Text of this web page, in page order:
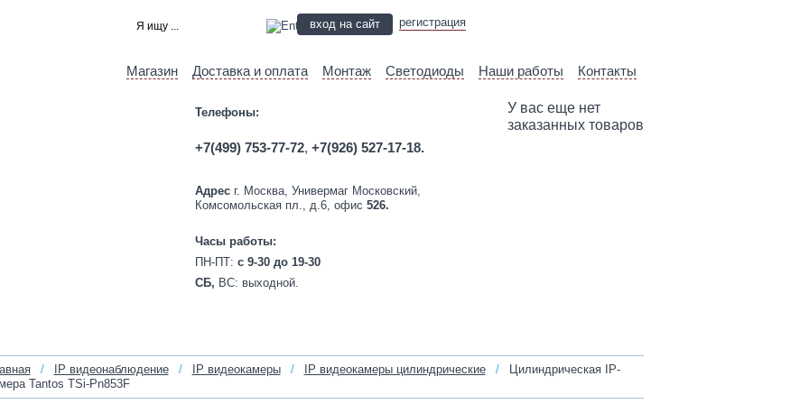
вход на сайт регистрация
Магазин Доставка и оплата Монтаж Светодиоды Наши работы Контакты
У вас еще нет
заказанных товаров
Телефоны:
+7(499) 753-77-72, +7(926) 527-17-18.
Адресг. Москва, Универмаг Московский,
Комсомольская пл., д.6, офис 526.
Часы работы:
ПН-ПТ: c 9-30 до 19-30
СБ, ВС: выходной.
/ IP видеонаблюдение / IP видеокамеры / IP видеокамеры цилиндрические /
Цилиндрическая IP-
Tantos TSi-Pn853F